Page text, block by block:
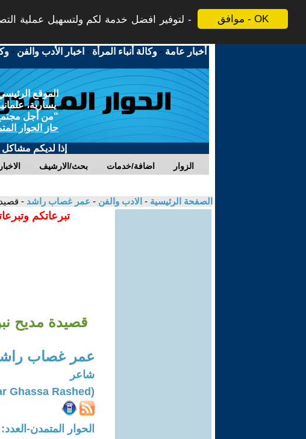
موافق - OK
لتوفير افضل خدمة لكم ولتسهيل عملية
أخبار عامة -وكالة أنباء المرأة - اخبار الأدب والفن -
الموقع
يسارية،
"من أجل مجتمع
حاز الحوار
إذا لديكم مشاكل
الاخبار بحث/الارشيف اضافة/خدمات الزوار
الصفحة الرئيسية - الادب والفن - عمر غصاب راشد -
تبرعاتكم
قصيدة مديح
عمر غصاب
شاعر
(Omar Ghassa Rashed)
الحوار المتمدن-العدد: 8031 - 2024 / 7 / 7 - 21:06